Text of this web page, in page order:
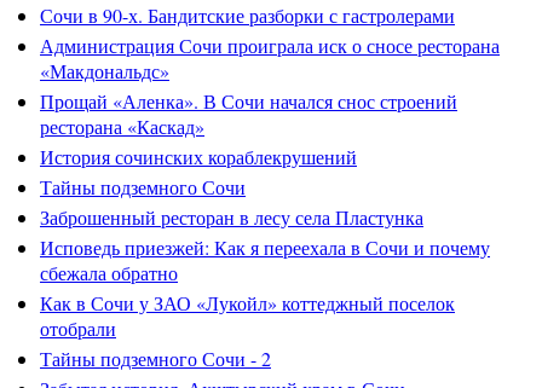
Сочи в 90-х. Бандитские разборки с гастролерами
Администрация Сочи проиграла иск о сносе ресторана
«Макдональдс»
Прощай «Аленка». В Сочи начался снос строений
ресторана «Каскад»
История сочинских кораблекрушений
Тайны подземного Сочи
Заброшенный ресторан в лесу села Пластунка
Исповедь приезжей: Как я переехала в Сочи и почему
сбежала обратно
Как в Сочи у ЗАО «Лукойл» коттеджный поселок
отобрали
Тайны подземного Сочи - 2